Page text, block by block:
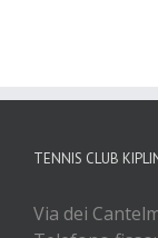
TENNIS CLUB
Via dei